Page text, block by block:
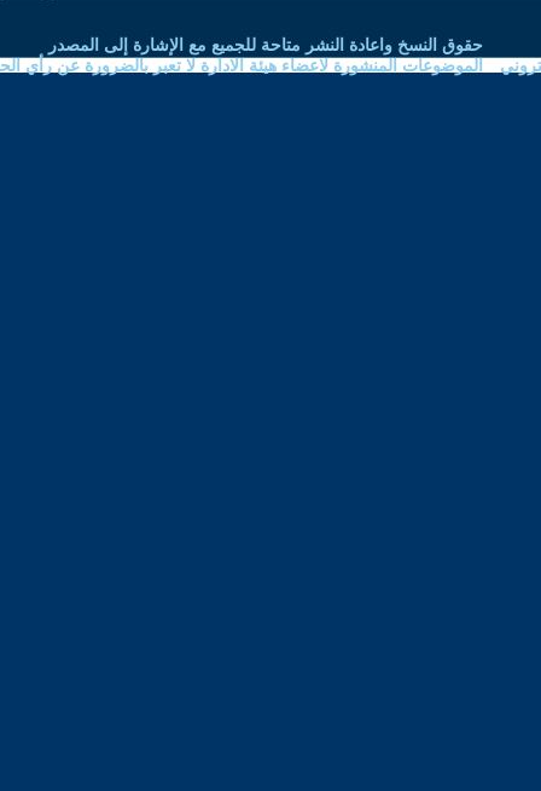
متاحة للجميع مع الإشارة إلى المصدر
هيئة الادارة لا تعبر بالضرورة عن رأي الحوار المتمدن